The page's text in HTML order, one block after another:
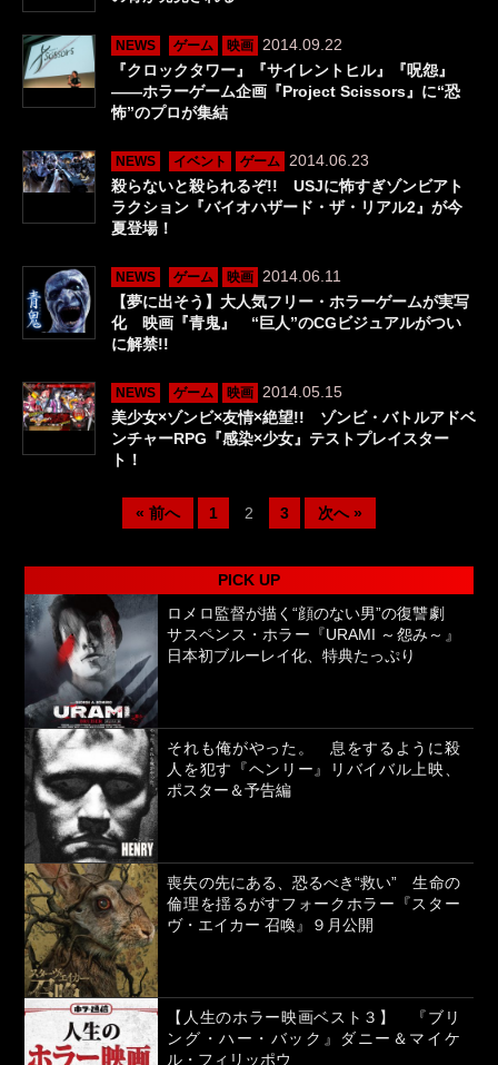
NEWS ゲーム 映画
2014.09.22
『クロックタワー』『サイレントヒル』『呪怨』
――ホラーゲーム企画『Project Scissors』に“恐
怖”のプロが集結
NEWS イベント ゲーム
2014.06.23
殺らないと殺られるぞ!! USJに怖すぎゾンビアト
ラクション『バイオハザード・ザ・リアル2』が今
夏登場！
NEWS ゲーム 映画
2014.06.11
【夢に出そう】大人気フリー・ホラーゲームが実写
化 映画『青鬼』 “巨人”のCGビジュアルがつい
に解禁!!
NEWS ゲーム 映画
2014.05.15
美少女×ゾンビ×友情×絶望!! ゾンビ・バトルアドベ
ンチャーRPG『感染×少女』テストプレイスター
ト！
« 前へ 1 2 3 次へ »
PICK UP
ロメロ監督が描く“顔のない男”の復讐劇
サスペンス・ホラー『URAMI ～怨み～』
日本初ブルーレイ化、特典たっぷり
それも俺がやった。 息をするように殺
人を犯す『ヘンリー』リバイバル上映、
ポスター＆予告編
喪失の先にある、恐るべき“救い” 生命の
倫理を揺るがすフォークホラー『スター
ヴ・エイカー 召喚』９月公開
【人生のホラー映画ベスト３】 『ブリ
ング・ハー・バック』ダニー＆マイケ
ル・フィリッポウ